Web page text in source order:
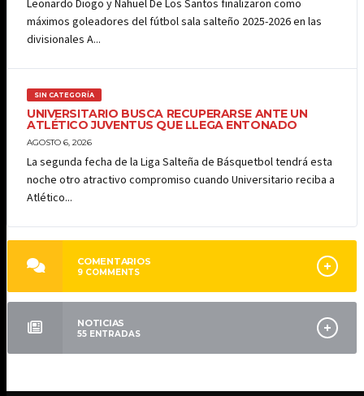
Leonardo Diogo y Nahuel De Los Santos finalizaron como
máximos goleadores del fútbol sala salteño 2025-2026 en las
divisionales A...
SIN CATEGORÍA
UNIVERSITARIO BUSCA RECUPERARSE ANTE UN
ATLÉTICO JUVENTUS QUE LLEGA ENTONADO
AGOSTO 6, 2026
La segunda fecha de la Liga Salteña de Básquetbol tendrá esta
noche otro atractivo compromiso cuando Universitario reciba a
Atlético...
COMENTARIOS
9 COMMENTS
NOTICIAS
55 ENTRADAS